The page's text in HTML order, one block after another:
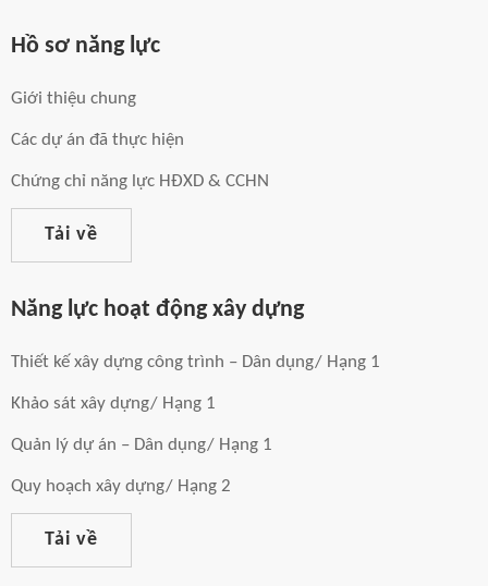
Hồ sơ năng lực
Giới thiệu chung
Các dự án đã thực hiện
Chứng chỉ năng lực HĐXD & CCHN
Tải về
Năng lực hoạt động xây dựng
Thiết kế xây dựng công trình – Dân dụng/ Hạng 1
Khảo sát xây dựng/ Hạng 1
Quản lý dự án – Dân dụng/ Hạng 1
Quy hoạch xây dựng/ Hạng 2
Tải về